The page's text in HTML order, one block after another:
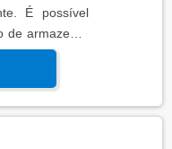
É possível
armazenar
para que
de forma
importantes
no cilindro de